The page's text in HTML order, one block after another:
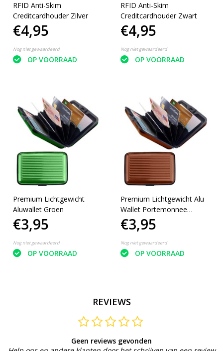
RFID Anti-Skim
Creditcardhouder Zilver
€4,95
Nog niet gewaardeerd
OP VOORRAAD
RFID Anti-Skim
Creditcardhouder Zwart
€4,95
Nog niet gewaardeerd
OP VOORRAAD
Premium Lichtgewicht
Aluwallet Groen
€3,95
Nog niet gewaardeerd
OP VOORRAAD
Premium Lichtgewicht Alu
Wallet Portemonnee
Pashouder - Bruin - |
Portemonnees | Anti
Skimming |
Creditcardhouder |
€3,95
Nog niet gewaardeerd
OP VOORRAAD
REVIEWS
Geen reviews gevonden